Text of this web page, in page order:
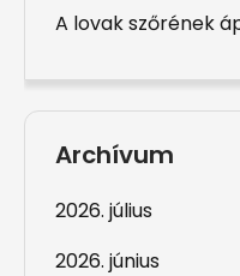
A lovak szőrének
Archívum
2026. július
2026. június